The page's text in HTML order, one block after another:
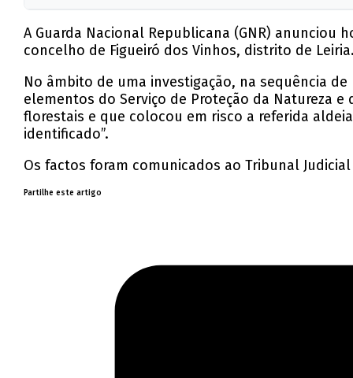
A Guarda Nacional Republicana (GNR)
concelho de Figueiró dos Vinhos, distrito de
No âmbito de uma investigação, na sequência
elementos do Serviço de Proteção da Natureza
florestais e que colocou em risco a referida
identificado”.
Os factos foram comunicados ao Tribunal
Partilhe este artigo